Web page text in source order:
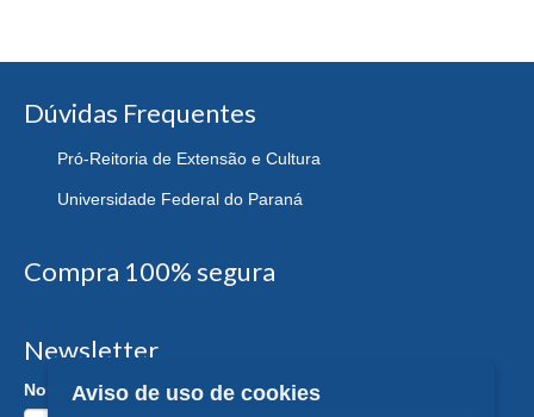
Dúvidas Frequentes
Pró-Reitoria de Extensão e Cultura
Universidade Federal do Paraná
Compra 100% segura
Newsletter
Nome:Aviso de uso de cookies